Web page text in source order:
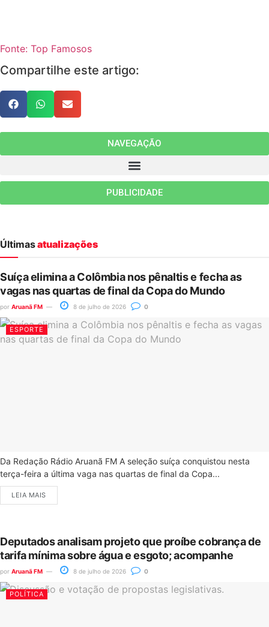
Fonte: Top Famosos
Compartilhe este artigo:
NAVEGAÇÃO
PUBLICIDADE
Últimasatualizações
Suíça elimina a Colômbia nos pênaltis e fecha as
vagas nas quartas de final da Copa do Mundo
por Aruanã FM 8 de julho de 2026 0
ESPORTE
Da Redação Rádio Aruanã FM A seleção suíça conquistou nesta
terça-feira a última vaga nas quartas de final da Copa...
LEIA MAIS
Deputados analisam projeto que proíbe cobrança de
tarifa mínima sobre água e esgoto; acompanhe
por Aruanã FM 8 de julho de 2026 0
POLÍTICA